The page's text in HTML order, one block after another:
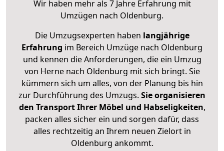
Wir haben mehr als 7 Jahre Erfahrung mit
Umzügen nach Oldenburg.
Die Umzugsexperten haben langjährige
Erfahrung im Bereich Umzüge nach Oldenburg
und kennen die Anforderungen, die ein Umzug
von Herne nach Oldenburg mit sich bringt. Sie
kümmern sich um alles, von der Planung bis hin
zur Durchführung des Umzugs. Sie organisieren
den Transport Ihrer Möbel und Habseligkeiten,
packen alles sicher ein und sorgen dafür, dass
alles rechtzeitig an Ihrem neuen Zielort in
Oldenburg ankommt.